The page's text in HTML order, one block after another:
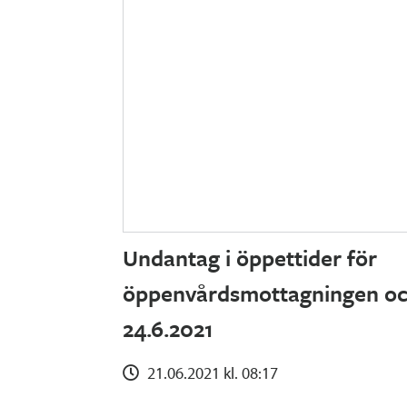
Undantag i öppettider för
öppenvårdsmottagningen
24.6.2021
21.06.2021 kl. 08:17